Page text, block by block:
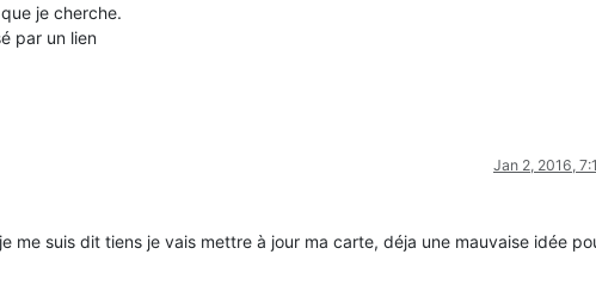
je cherche.
par un lien
Jan 2, 2016,
me suis dit tiens je vais mettre à jour ma carte, déja une mauvaise idée